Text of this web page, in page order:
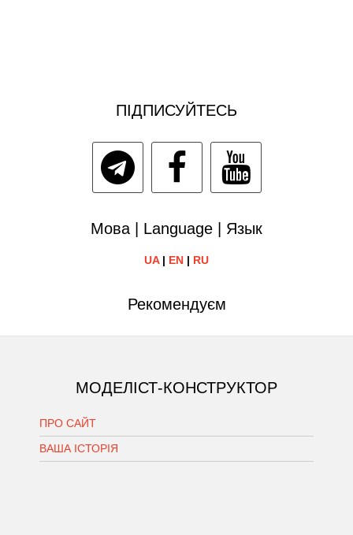
ПІДПИСУЙТЕСЬ
Мова | Language | Язык
UA| EN | RU
Рекомендуєм
МОДЕЛІСТ-КОНСТРУКТОР
ПРО САЙТ
ВАША ІСТОРІЯ